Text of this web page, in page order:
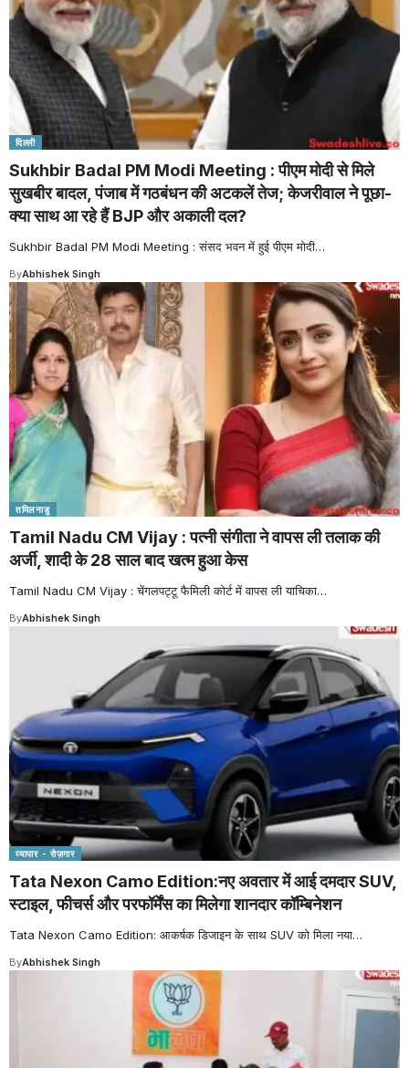
दिल्ली
Sukhbir Badal PM Modi Meeting : पीएम मोदी से मिले
सुखबीर बादल, पंजाब में गठबंधन की अटकलें तेज; केजरीवाल ने पूछा-
क्या साथ आ रहे हैं BJP और अकाली दल?
Sukhbir Badal PM Modi Meeting : संसद भवन में हुई पीएम मोदी…
ByAbhishek Singh
तमिलनाडु
Tamil Nadu CM Vijay : पत्नी संगीता ने वापस ली तलाक की
अर्जी, शादी के 28 साल बाद खत्म हुआ केस
Tamil Nadu CM Vijay : चेंगलपट्टू फैमिली कोर्ट में वापस ली याचिका…
ByAbhishek Singh
व्यापार - रोज़गार
Tata Nexon Camo Edition:नए अवतार में आई दमदार SUV,
स्टाइल, फीचर्स और परफॉर्मेंस का मिलेगा शानदार कॉम्बिनेशन
Tata Nexon Camo Edition: आकर्षक डिजाइन के साथ SUV को मिला नया…
ByAbhishek Singh